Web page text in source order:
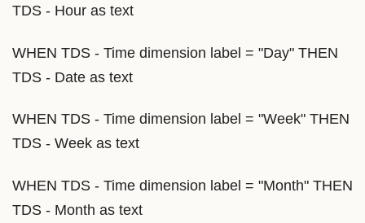
TDS - Hour as text
WHEN TDS - Time dimension label = "Day" THEN
TDS - Date as text
WHEN TDS - Time dimension label = "Week" THEN
TDS - Week as text
WHEN TDS - Time dimension label = "Month" THEN
TDS - Month as text